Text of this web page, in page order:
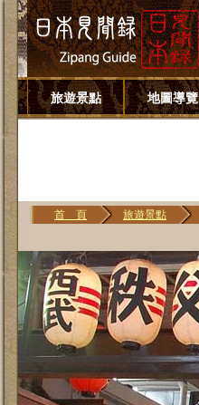
旅遊景點 地圖導覽
首 頁 旅遊景點